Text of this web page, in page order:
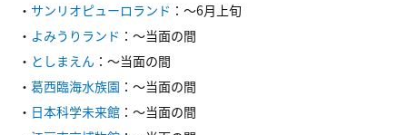
・ サンリオピューロランド ：～6月上旬
・ よみうりランド ：～当面の間
・ としまえん ：～当面の間
・ 葛西臨海水族園 ：～当面の間
・ 日本科学未来館 ：～当面の間